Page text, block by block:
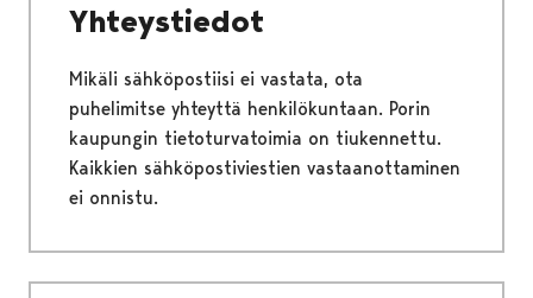
Yhteystiedot
Mikäli sähköpostiisi ei vastata, ota
puhelimitse yhteyttä henkilökuntaan. Porin
kaupungin tietoturvatoimia on tiukennettu.
Kaikkien sähköpostiviestien vastaanottaminen
ei onnistu.